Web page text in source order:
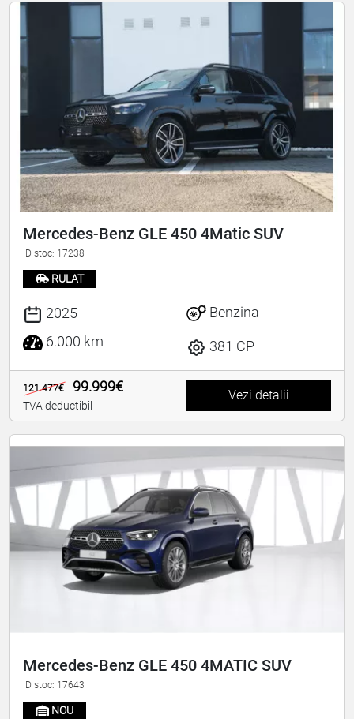
Mercedes-Benz GLE 450 4Matic SUV
ID stoc: 17238
RULAT
2025
6.000 km
Benzina
381 CP
121.477€ 99.999€
TVA deductibil
Vezi detalii
Mercedes-Benz GLE 450 4MATIC SUV
ID stoc: 17643
NOU